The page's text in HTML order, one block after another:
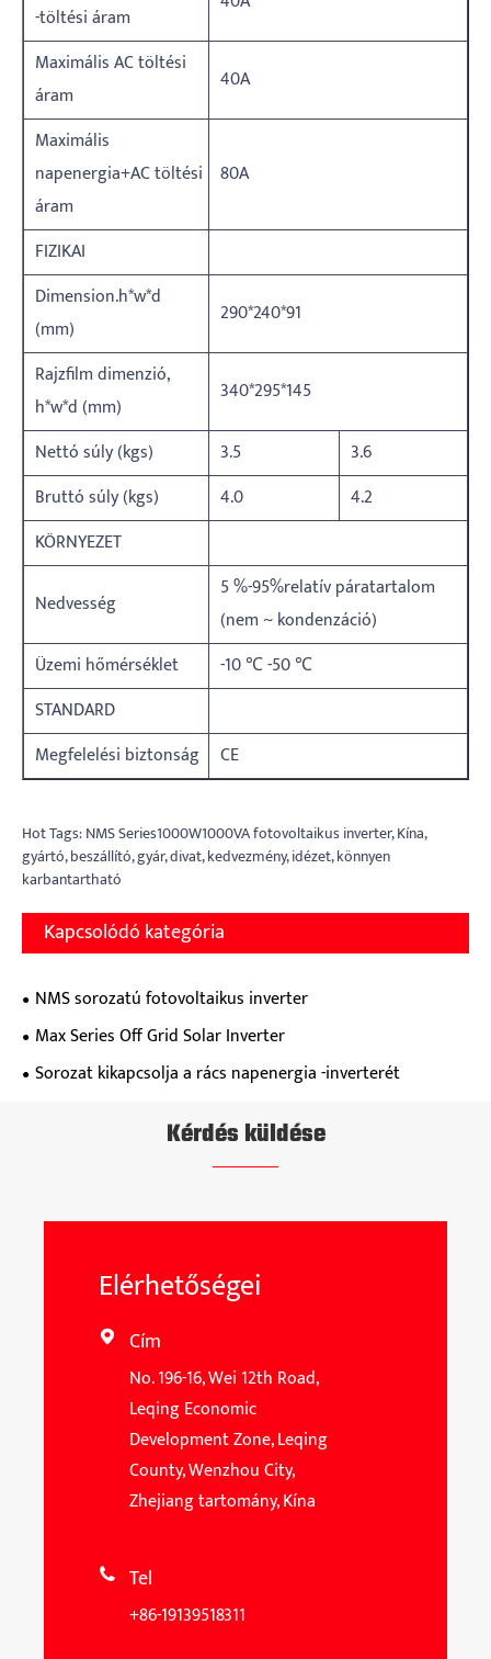
-töltési áram
Maximális AC töltési
áram
40A
Maximális
napenergia+AC töltési
áram
80A
FIZIKAI
Dimension.h*w*d
(mm)
290*240*91
Rajzfilm dimenzió,
h*w*d (mm)
340*295*145
Nettó súly (kgs) 3.5
3.6
Bruttó súly (kgs)
4.0
4.2
KÖRNYEZET
Nedvesség
5 %-95%relatív páratartalom
(nem ~ kondenzáció)
Üzemi hőmérséklet
-10 ℃ -50 ℃
STANDARD
Megfelelési biztonság
CE
Hot Tags: NMS Series1000W1000VA fotovoltaikus inverter, Kína,
gyártó, beszállító, gyár, divat, kedvezmény, idézet, könnyen
karbantartható
Kapcsolódó kategória
NMS sorozatú fotovoltaikus inverter
Max Series Off Grid Solar Inverter
Sorozat kikapcsolja a rács napenergia -inverterét
Kérdés küldése
Elérhetőségei
 Cím
No. 196-16, Wei 12th Road,
Leqing Economic
Development Zone, Leqing
County, Wenzhou City,
Zhejiang tartomány, Kína
 Tel
+86-19139518311